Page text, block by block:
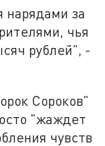
нарядами за
чья
рублей", -
Сороков"
"жаждет
чувств